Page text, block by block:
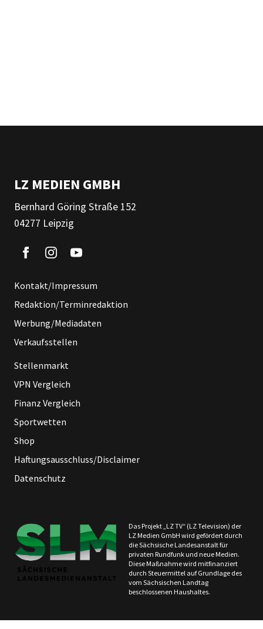
LZ MEDIEN GMBH
Bernhard Göring Straße 152
04277 Leipzig
Kontakt/Impressum
Redaktion/Terminredaktion
Werbung/Mediadaten
Verkaufsstellen
Stellenmarkt
VPN Vergleich
Finanz Vergleich
Sportwetten
Shop
Haftungsausschluss/Disclaimer
Datenschutz
Das Projekt „LZ TV“ (LZ Television) der
LZ Medien GmbH wird gefördert durch
die Sächsische Landesanstalt für
privaten Rundfunk und neue Medien.
Diese Maßnahme wird mitfinanziert
durch Steuermittel auf Grundlage des
vom Sächsischen Landtag
beschlossenen Haushaltes.